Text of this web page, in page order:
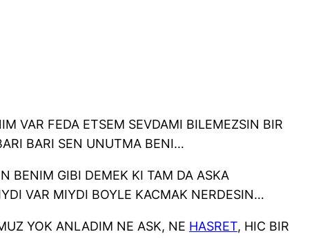
VAR FEDA ETSEM SEVDAMI BILEMEZSIN BIR
BARI SEN UNUTMA BENI…
BENIM GIBI DEMEK KI TAM DA ASKA
VAR MIYDI BOYLE KACMAK NERDESIN…
YOK ANLADIM NE ASK, NE HASRET, HIC BIR